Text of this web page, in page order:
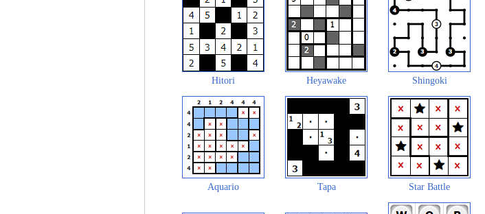
Hitori Heyawake Shingoki
Aquario Tapa Star Battle